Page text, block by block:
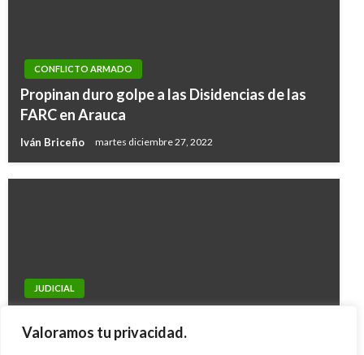
Valoramos tu privacidad.
CONFLICTO ARMADO
Propinan duro golpe a las Disidencias de las
FARC en Arauca
Iván Briceño martes diciembre 27, 2022
JUDICIAL
proceso Silvia Gette
NACIONAL
En Santander, Unidad de Víctimas firma
convenio para facilitar a víctimas el acceso a la